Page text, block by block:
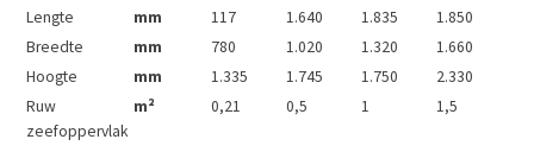
Lengte
mm 117 1.640 1.835
1.850
Breedte
mm 780 1.020 1.320
1.660
Hoogte
mm 1.335 1.745 1.750
2.330
Ruw
zeefoppervlak
m² 0,21 0,5 1 1,5